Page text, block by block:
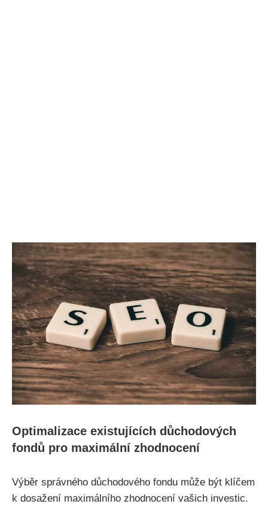
Optimalizace existujících důchodových
fondů pro maximální zhodnocení
Výběr správného důchodového fondu může být klíčem
k dosažení maximálního zhodnocení vašich investic.